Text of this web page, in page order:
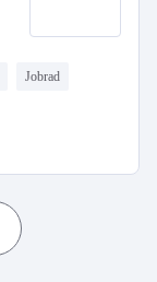
Jobrad